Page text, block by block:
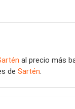
al precio más
de Sartén.